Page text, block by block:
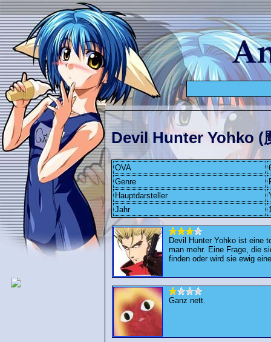
Devil Hunter Yohko (
OVA
Genre
Hauptdarsteller
Jahr
Devil Hunter Yohko ist eine
man mehr. Eine Frage, die
finden oder wird sie ewig
Ganz nett.